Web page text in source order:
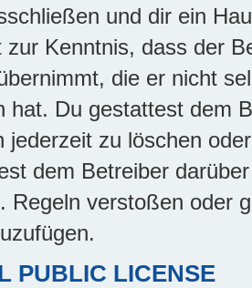
und dir ein
zur Kenntnis, dass der
die er nicht
hat. Du gestattest dem
jederzeit zu löschen
dem Betreiber
Regeln verstoßen oder
PUBLIC LICENSE